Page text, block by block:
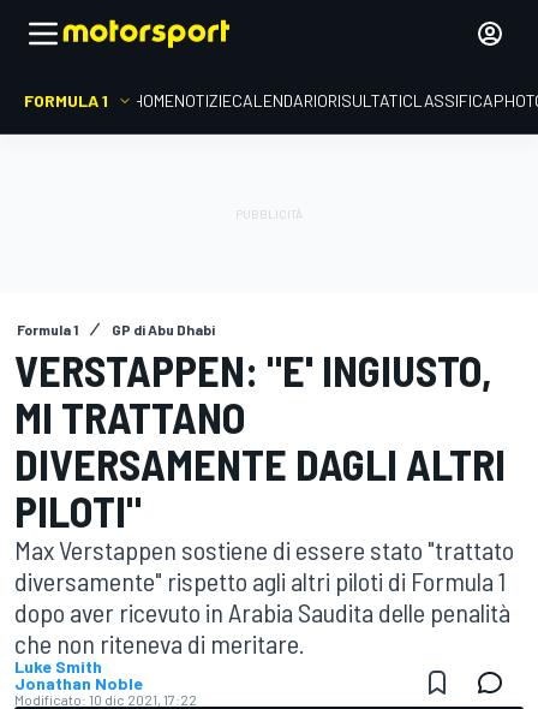
FORMULA 1 HOMENOTIZIECALENDARIORISULTATICLASSIFICA
Formula 1 GP di Abu Dhabi
VERSTAPPEN: "E' INGIUSTO,
MI TRATTANO
DIVERSAMENTE DAGLI ALTRI
PILOTI"
Max Verstappen sostiene di essere stato "trattato
diversamente" rispetto agli altri piloti di Formula 1
dopo aver ricevuto in Arabia Saudita delle penalità
che non riteneva di meritare.
Luke Smith
Jonathan Noble
Modificato: 10 dic 2021, 17:22